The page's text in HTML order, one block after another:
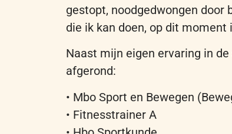
gestopt, noodgedwongen door
die ik kan doen, op dit
Naast mijn eigen ervaring in
afgerond:
• Mbo Sport en Bewegen
• Fitnesstrainer A